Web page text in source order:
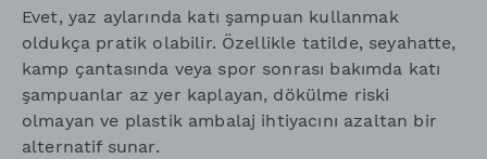
Evet, yaz aylarında katı şampuan kullanmak
oldukça pratik olabilir. Özellikle tatilde, seyahatte,
kamp çantasında veya spor sonrası bakımda katı
şampuanlar az yer kaplayan, dökülme riski
olmayan ve plastik ambalaj ihtiyacını azaltan bir
alternatif sunar.